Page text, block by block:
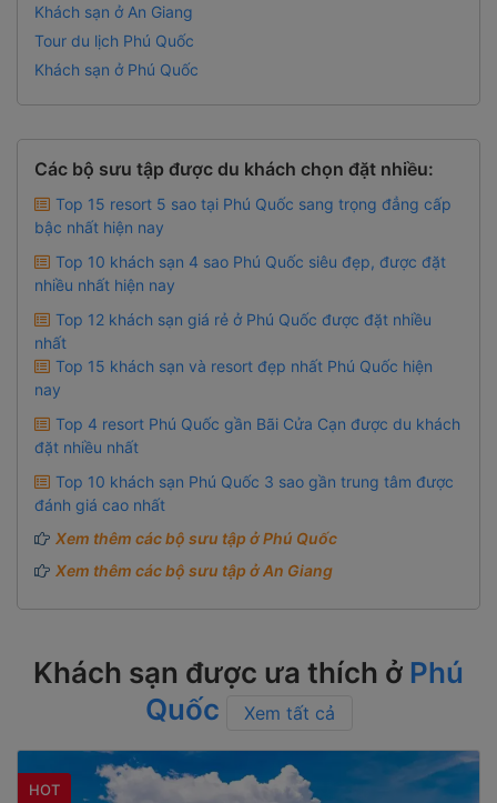
Khách sạn ở An Giang
Tour du lịch Phú Quốc
Khách sạn ở Phú Quốc
Các bộ sưu tập được du khách chọn đặt nhiều:
Top 15 resort 5 sao tại Phú Quốc sang trọng đẳng cấp
bậc nhất hiện nay
Top 10 khách sạn 4 sao Phú Quốc siêu đẹp, được đặt
nhiều nhất hiện nay
Top 12 khách sạn giá rẻ ở Phú Quốc được đặt nhiều
nhất
Top 15 khách sạn và resort đẹp nhất Phú Quốc hiện
nay
Top 4 resort Phú Quốc gần Bãi Cửa Cạn được du khách
đặt nhiều nhất
Top 10 khách sạn Phú Quốc 3 sao gần trung tâm được
đánh giá cao nhất
Xem thêm các bộ sưu tập ở Phú Quốc
Xem thêm các bộ sưu tập ở An Giang
Khách sạn được ưa thích ở Phú
Quốc
Xem tất cả
HOT